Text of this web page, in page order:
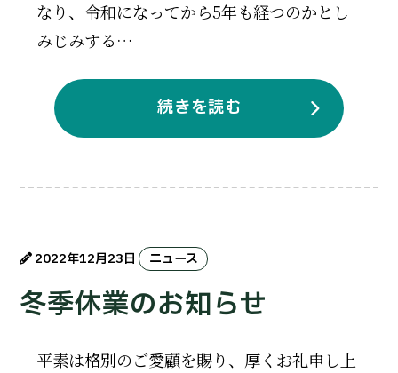
なり、令和になってから5年も経つのかとし
みじみする…
続きを読む
2022年12月23日 ニュース
冬季休業のお知らせ
平素は格別のご愛顧を賜り、厚くお礼申し上